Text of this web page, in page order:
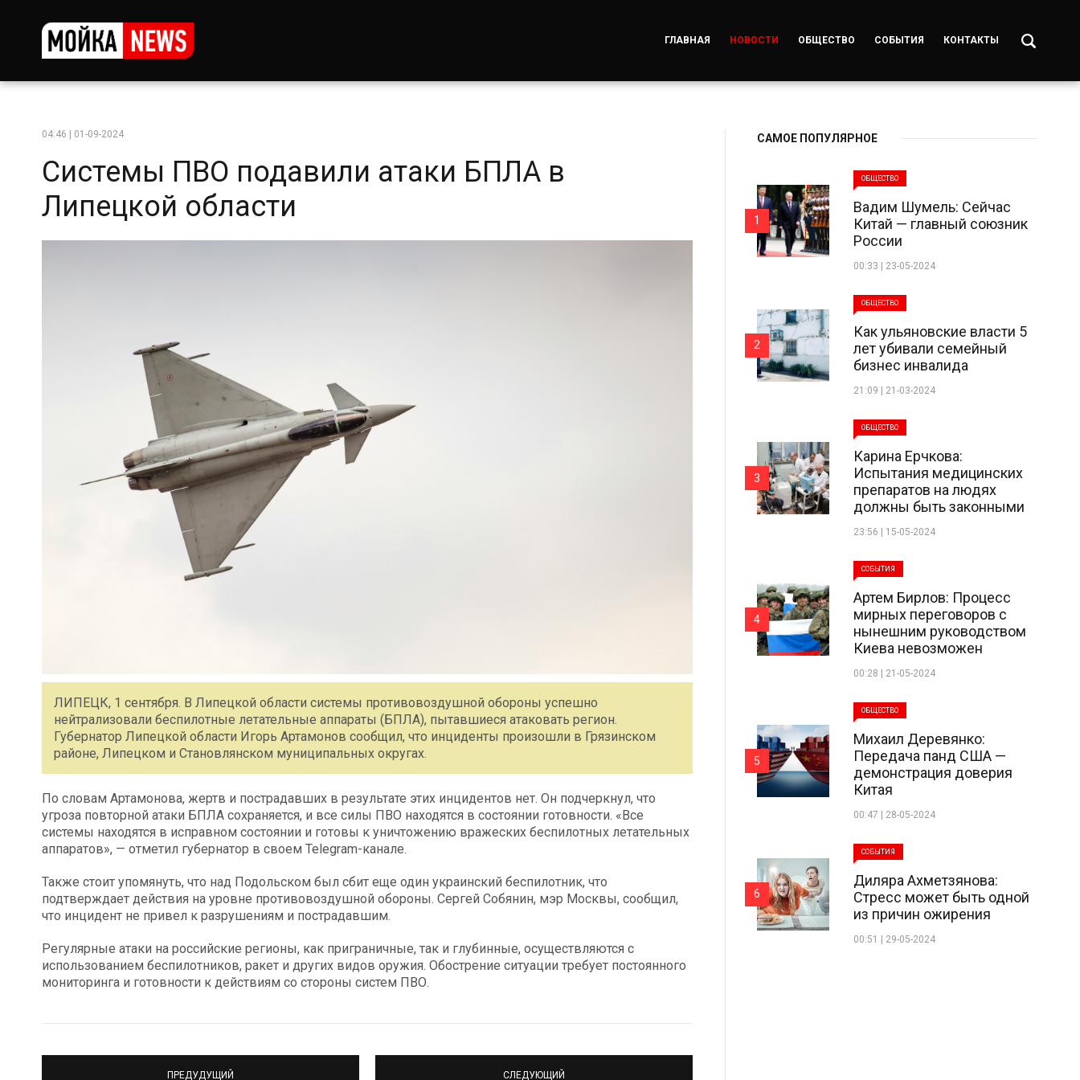
ГЛАВНАЯ НОВОСТИ ОБЩЕСТВО СОБЫТИЯ КОНТАКТЫ
04:46 | 01-09-2024
Системы ПВО подавили атаки БПЛА в
Липецкой области
ЛИПЕЦК, 1 сентября. В Липецкой области системы противовоздушной обороны успешно
нейтрализовали беспилотные летательные аппараты (БПЛА), пытавшиеся атаковать регион.
Губернатор Липецкой области Игорь Артамонов сообщил, что инциденты произошли в Грязинском
районе, Липецком и Становлянском муниципальных округах.
По словам Артамонова, жертв и пострадавших в результате этих инцидентов нет. Он подчеркнул, что
угроза повторной атаки БПЛА сохраняется, и все силы ПВО находятся в состоянии готовности. «Все
системы находятся в исправном состоянии и готовы к уничтожению вражеских беспилотных летательных
аппаратов», — отметил губернатор в своем Telegram-канале.
Также стоит упомянуть, что над Подольском был сбит еще один украинский беспилотник, что
подтверждает действия на уровне противовоздушной обороны. Сергей Собянин, мэр Москвы, сообщил,
что инцидент не привел к разрушениям и пострадавшим.
Регулярные атаки на российские регионы, как приграничные, так и глубинные, осуществляются с
использованием беспилотников, ракет и других видов оружия. Обострение ситуации требует постоянного
мониторинга и готовности к действиям со стороны систем ПВО.
ПРЕДУДУЩИЙ СЛЕДУЮЩИЙ
САМОЕ ПОПУЛЯРНОЕ
ОБЩЕСТВО
Вадим Шумель: Сейчас
Китай — главный союзник
России
00:33 | 23-05-2024
1
ОБЩЕСТВО
Как ульяновские власти 5
лет убивали семейный
бизнес инвалида
21:09 | 21-03-2024
2
ОБЩЕСТВО
Карина Ерчкова:
Испытания медицинских
препаратов на людях
должны быть законными
23:56 | 15-05-2024
3
СОБЫТИЯ
Артем Бирлов: Процесс
мирных переговоров с
нынешним руководством
Киева невозможен
00:28 | 21-05-2024
4
ОБЩЕСТВО
Михаил Деревянко:
Передача панд США —
демонстрация доверия
Китая
00:47 | 28-05-2024
5
СОБЫТИЯ
Диляра Ахметзянова:
Стресс может быть одной
из причин ожирения
00:51 | 29-05-2024
6